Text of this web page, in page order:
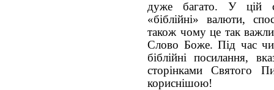
дуже багато. У цій
«біблійні» валюти,
також чому це так
Слово Боже. Під час
біблійні посилання,
сторінками Святого
кориснішою!